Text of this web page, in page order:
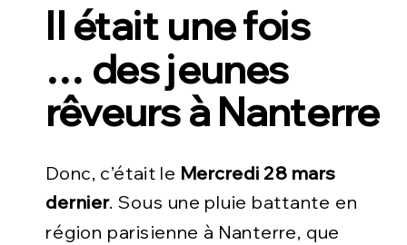
Il était une fois
… des jeunes
rêveurs à Nanterre
Donc, c’était le Mercredi 28 mars
dernier. Sous une pluie battante en
région parisienne à Nanterre, que